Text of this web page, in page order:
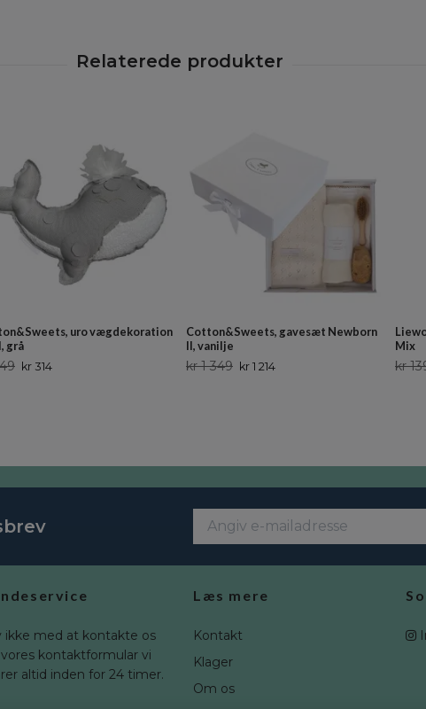
uro vægdekoration
grå
kr 314
Cotton&Sweets, gavesæt Newborn
II, vanilje
kr 1 349 kr 1 214
Mix
kr
ikke med at kontakte os
kontaktformular vi
altid inden for 24 timer.
Læs mere
Kontakt
Klager
Om os